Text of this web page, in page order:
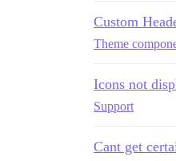
Custom
Theme
Icons not
Support
Cant get